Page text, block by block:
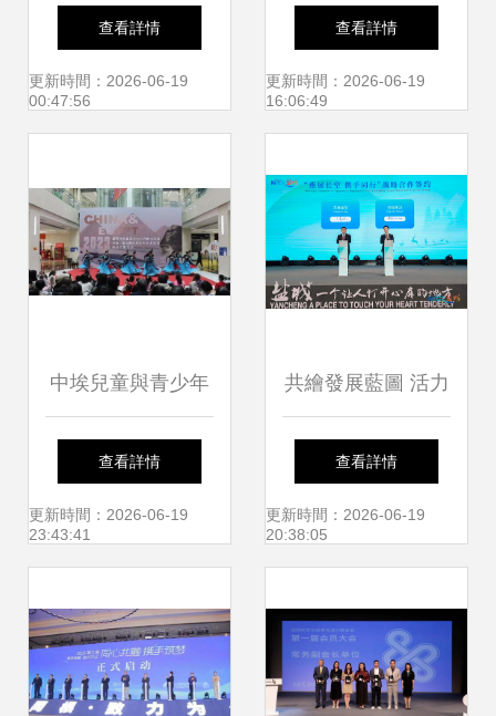
蘇·陜西書法名家精
品交流展在江蘇省
幕
查看詳情
更新時間：2026-06-19
00:47:56
絲路 文藝盛宴點亮
古都西安
查看詳情
更新時間：2026-06-19
16:06:49
中埃兒童與青少年
文化藝術交流作品
活動在金昌成功舉
查看詳情
更新時間：2026-06-19
23:43:41
共繪發展藍圖 活力
鹽城文化旅游嘉年
華盛大啟幕
查看詳情
更新時間：2026-06-19
20:38:05